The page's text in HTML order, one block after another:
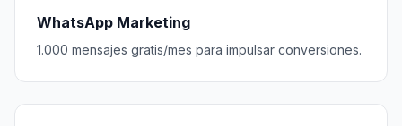
WhatsApp Marketing
1.000 mensajes gratis/mes para impulsar conversiones.